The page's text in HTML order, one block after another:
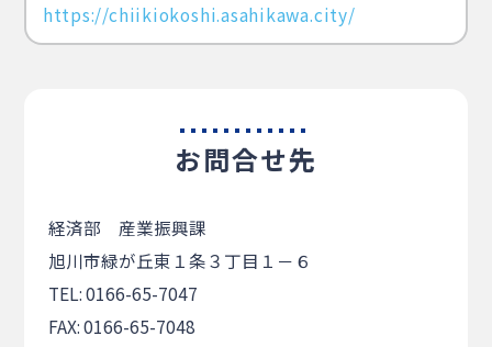
https://chiikiokoshi.asahikawa.city/
お問合せ先
経済部 産業振興課
旭川市緑が丘東１条３丁目１－６
TEL: 0166-65-7047
FAX: 0166-65-7048